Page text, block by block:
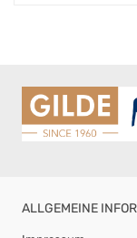
ALLGEMEINE